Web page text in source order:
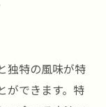
独特の風味が特
ができます。特